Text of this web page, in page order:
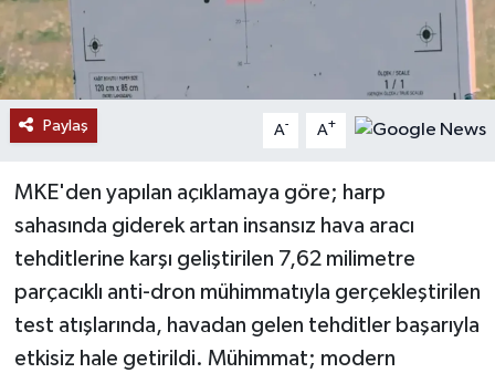
Paylaş A- A+
MKE'den yapılan açıklamaya göre; harp
sahasında giderek artan insansız hava aracı
tehditlerine karşı geliştirilen 7,62 milimetre
parçacıklı anti-dron mühimmatıyla gerçekleştirilen
test atışlarında, havadan gelen tehditler başarıyla
etkisiz hale getirildi. Mühimmat; modern